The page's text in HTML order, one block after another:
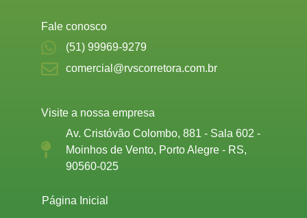
Fale conosco
(51) 99969-9279
comercial@rvscorretora.com.br
Visite a nossa empresa
Av. Cristóvão Colombo, 881 - Sala 602 -
Moinhos de Vento, Porto Alegre - RS,
90560-025
Página Inicial